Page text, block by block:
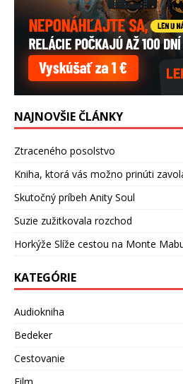
NAJNOVŠIE ČLÁNKY
Ztraceného posolstvo
Kniha, ktorá vás možno prinúti
Skutočný príbeh Anity Soul
Suzie zužitkovala rozchod
Horkýže Slíže cestou na Monte
KATEGÓRIE
Audiokniha
Bedeker
Cestovanie